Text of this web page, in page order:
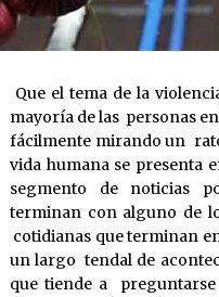
Que el tema de la
mayoría de las personas
fácilmente mirando un
vida humana se presenta
segmento de noticias
terminan con alguno de
cotidianas que terminan
un largo tendal de
que tiende a